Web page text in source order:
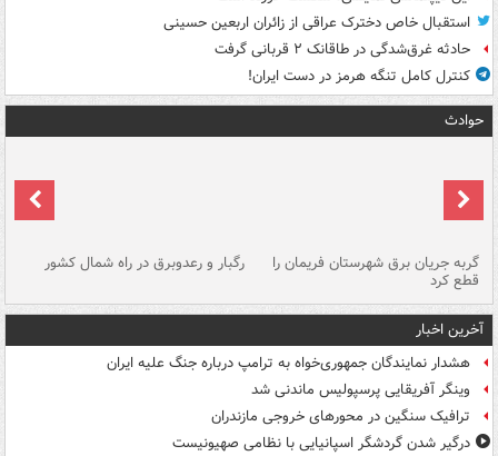
استقبال خاص دخترک عراقی از زائران اربعین حسینی
حادثه غرق‌شدگی در طاقانک ۲ قربانی گرفت
کنترل کامل تنگه هرمز در دست ایران!
حوادث
گربه جریان برق شهرستان فریمان را
قطع کرد
رگبار و رعدوبرق در راه شمال کشور
آخرین اخبار
هشدار نمایندگان جمهوری‌خواه به ترامپ درباره جنگ علیه ایران
وینگر آفریقایی پرسپولیس ماندنی شد
ترافیک سنگین در محورهای خروجی مازندران
درگیر شدن گردشگر اسپانیایی با نظامی صهیونیست